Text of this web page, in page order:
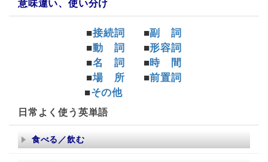
意味違い、使い分け
■接続詞 ■副 詞
■動 詞 ■形容詞
■名 詞 ■時 間
■場 所 ■前置詞
■その他
日常よく使う英単語
食べる／飲む